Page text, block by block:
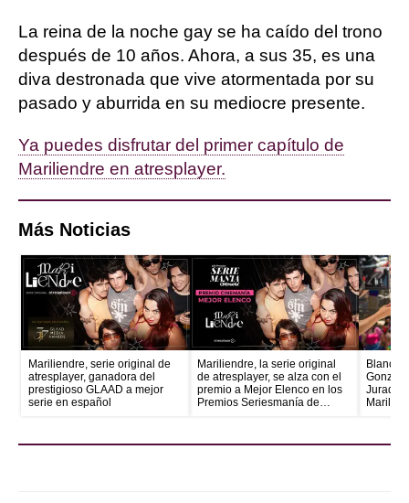
La reina de la noche gay se ha caído del trono
después de 10 años. Ahora, a sus 35, es una
diva destronada que vive atormentada por su
pasado y aburrida en su mediocre presente.
Ya puedes disfrutar del primer capítulo de
Mariliendre en atresplayer.
Más Noticias
Mariliendre, serie original de
atresplayer, ganadora del
prestigioso GLAAD a mejor
serie en español
Mariliendre, la serie original
de atresplayer, se alza con el
premio a Mejor Elenco en los
Premios Seriesmanía de
Blanca
Jurado,